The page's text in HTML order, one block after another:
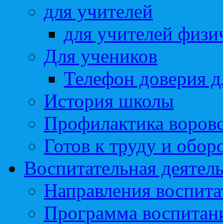
для учителей
для учителей
Для учеников
Телефон доверия
История школы
Профилактика
Готов к труду и
Воспитательная
Направления
Программа